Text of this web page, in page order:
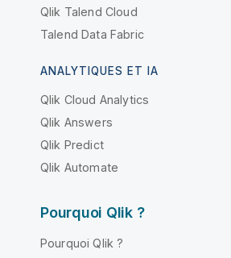
Qlik Talend Cloud
Talend Data Fabric
ANALYTIQUES ET IA
Qlik Cloud Analytics
Qlik Answers
Qlik Predict
Qlik Automate
Pourquoi Qlik ?
Pourquoi Qlik ?